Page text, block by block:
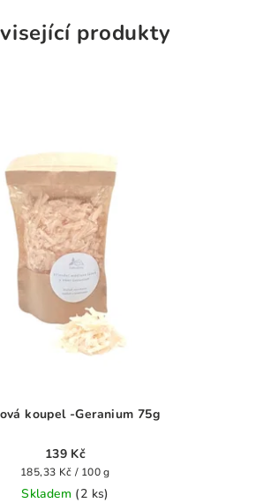
produkty
koupel -Geranium 75g
139 Kč
Měrná
cena:
185,33 Kč / 100 g
Skladem (2 ks)